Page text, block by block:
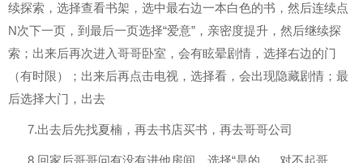
续探索，选择查看书架，选中最右边一本白色的书，然后连续点
N次下一页，到最后一页选择“爱意”，亲密度提升，然后继续探
索；出来后再次进入哥哥卧室，会有眩晕剧情，选择右边的门
（有时限）；出来后再点击电视，选择看，会出现隐藏剧情；最
后选择大门，出去
7.出去后先找夏楠，再去书店买书，再去哥哥公司